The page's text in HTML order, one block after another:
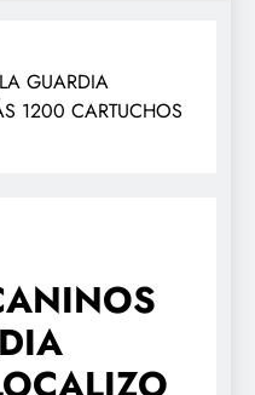
GUARDIA
1200 CARTUCHOS